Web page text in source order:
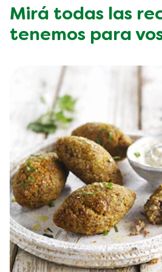
Mirá todas las
tenemos para